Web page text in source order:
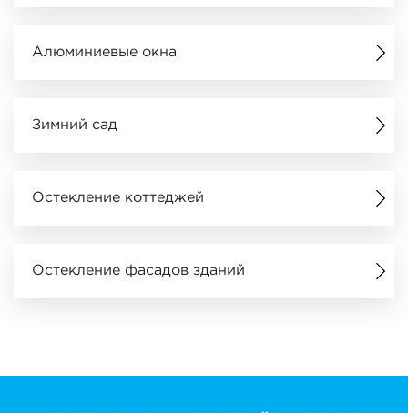
Алюминиевые окна
Зимний сад
Остекление коттеджей
Остекление фасадов зданий